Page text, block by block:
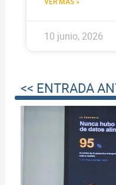
10 junio, 2026